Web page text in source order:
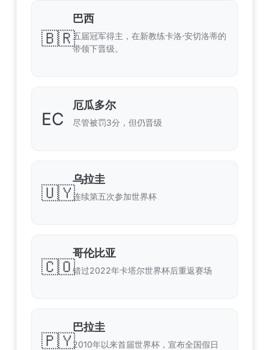
🇧🇷
巴西
五届冠军得主，在新教练卡洛·安切洛蒂的
带领下晋级。
EC
厄瓜多尔
尽管被罚3分，但仍晋级
🇺🇾
乌拉圭
连续第五次参加世界杯
🇨🇴
哥伦比亚
错过2022年卡塔尔世界杯后重返赛场
🇵🇾
巴拉圭
2010年以来首届世界杯，宣布全国假日